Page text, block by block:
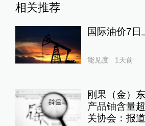
相关推荐
国际油价7日
能见度 1天前
刚果（金）
产品铀含量
关协会：报